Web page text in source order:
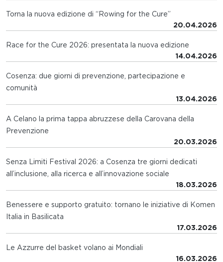
Torna la nuova edizione di “Rowing for the Cure”
20.04.2026
Race for the Cure 2026: presentata la nuova edizione
14.04.2026
Cosenza: due giorni di prevenzione, partecipazione e
comunità
13.04.2026
A Celano la prima tappa abruzzese della Carovana della
Prevenzione
20.03.2026
Senza Limiti Festival 2026: a Cosenza tre giorni dedicati
all’inclusione, alla ricerca e all’innovazione sociale
18.03.2026
Benessere e supporto gratuito: tornano le iniziative di Komen
Italia in Basilicata
17.03.2026
Le Azzurre del basket volano ai Mondiali
16.03.2026